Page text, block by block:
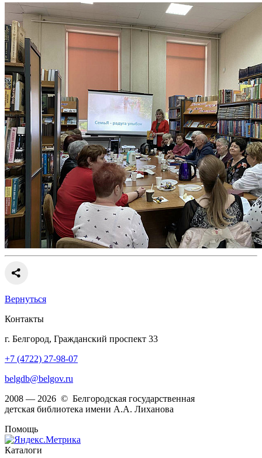
Вернуться
Контакты
г. Белгород, Гражданский проспект 33
+7 (4722) 27-98-07
belgdb@belgov.ru
2008 — 2026 © Белгородская государственная
детская библиотека имени А.А. Лиханова
Помощь
Каталоги